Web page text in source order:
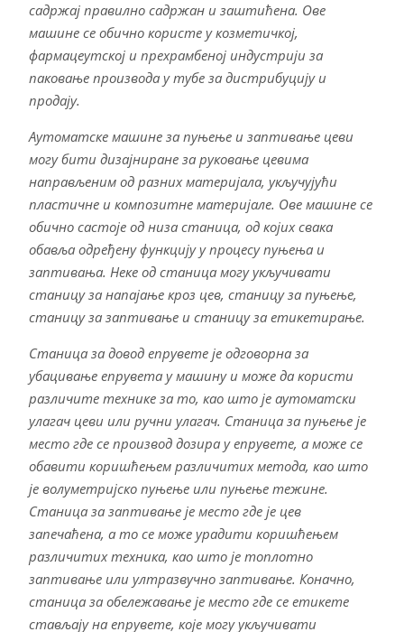
садржај правилно садржан и заштићена. Ове
машине се обично користе у козметичкој,
фармацеутској и прехрамбеној индустрији за
паковање производа у тубе за дистрибуцију и
продају.
Аутоматске машине за пуњење и заптивање цеви
могу бити дизајниране за руковање цевима
направљеним од разних материјала, укључујући
пластичне и композитне материјале. Ове машине се
обично састоје од низа станица, од којих свака
обавља одређену функцију у процесу пуњења и
заптивања. Неке од станица могу укључивати
станицу за напајање кроз цев, станицу за пуњење,
станицу за заптивање и станицу за етикетирање.
Станица за довод епрувете је одговорна за
убацивање епрувета у машину и може да користи
различите технике за то, као што је аутоматски
улагач цеви или ручни улагач. Станица за пуњење је
место где се производ дозира у епрувете, а може се
обавити коришћењем различитих метода, као што
је волуметријско пуњење или пуњење тежине.
Станица за заптивање је место где је цев
запечаћена, а то се може урадити коришћењем
различитих техника, као што је топлотно
заптивање или ултразвучно заптивање. Коначно,
станица за обележавање је место где се етикете
стављају на епрувете, које могу укључивати